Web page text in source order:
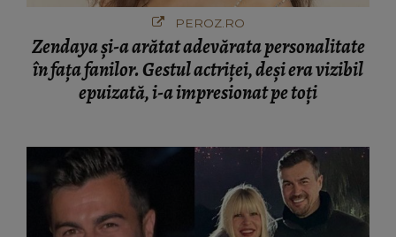
PEROZ.RO
Zendaya și-a arătat adevărata personalitate
în fața fanilor. Gestul actriței, deși era vizibil
epuizată, i-a impresionat pe toți